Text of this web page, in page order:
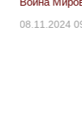
08.11.2024